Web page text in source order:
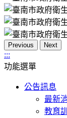
Previous Next
:::
功能選單
公告訊息
最新
教育